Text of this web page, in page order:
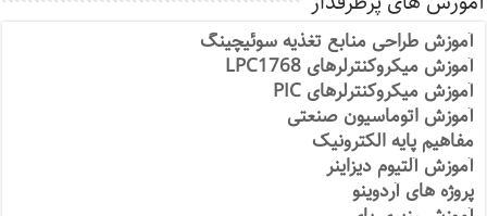
آموزش طراحی منابع تغذیه سوئیچینگ
آموزش میکروکنترلرهای LPC1768
آموزش میکروکنترلرهای PIC
آموزش اتوماسیون صنعتی
مفاهیم پایه الکترونیک
آموزش آلتیوم دیزاینر
پروژه های آردوینو